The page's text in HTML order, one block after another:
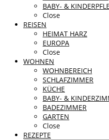
BABY- &
Close
REISEN
HEIMAT HARZ
EUROPA
Close
WOHNEN
WOHNBEREICH
SCHLAFZIMMER
KÜCHE
BABY- &
BADEZIMMER
GARTEN
Close
REZEPTE